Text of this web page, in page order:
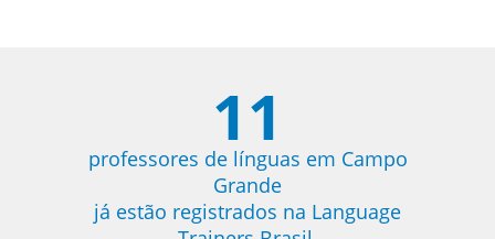
11
professores de línguas em Campo
Grande
já estão registrados na Language